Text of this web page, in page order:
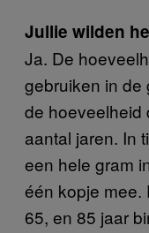
Jullie wilden
Ja. De
gebruiken in de
de hoeveelheid
aantal jaren. In
een hele gram
één kopje mee.
65, en 85 jaar